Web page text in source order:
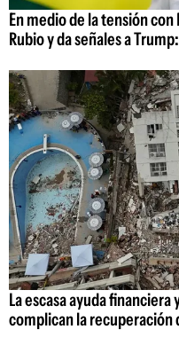
En medio de la tensión con
Rubio y da señales a
La escasa ayuda
complican la